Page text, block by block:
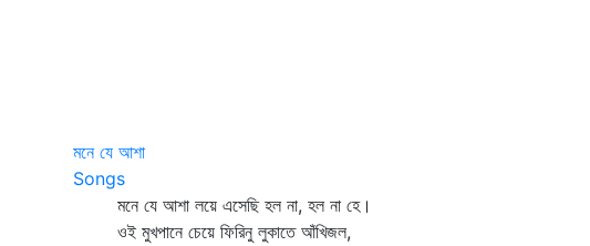
মনে যে আশা
Songs
মনে যে আশা লয়ে এসেছি হল না, হল না হে।
ওই মুখপানে চেয়ে ফিরিনু লুকাতে আঁখিজল,